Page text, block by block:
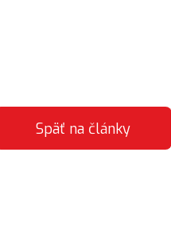
Späť na články